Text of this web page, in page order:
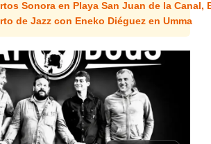
Sonora en Playa San Juan de la Canal,
de Jazz con Eneko Diéguez en Umma